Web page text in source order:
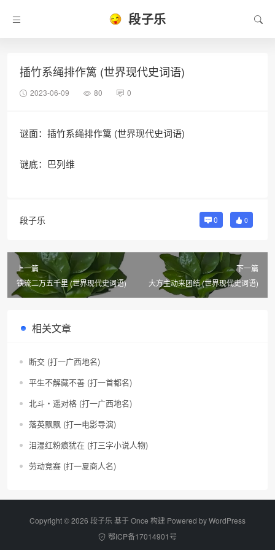
段子乐
插竹系绳排作篱 (世界现代史词语)
2023-06-09 80 0
谜面：插竹系绳排作篱 (世界现代史词语)
谜底：巴列维
段子乐 0 0
上一篇
铁流二万五千里 (世界现代史词语)
下一篇
大方主动来团结 (世界现代史词语)
相关文章
断交 (打一广西地名)
平生不解藏不善 (打一首都名)
北斗・遥对格 (打一广西地名)
落英飘飘 (打一电影导演)
泪湿红粉痕犹在 (打三字小说人物)
劳动竞赛 (打一夏商人名)
Copyright © 2026 段子乐 基于 Once 构建 Powered byWordPress
鄂ICP备17014901号